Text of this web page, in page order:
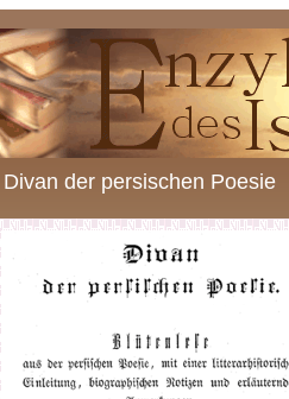
Divan der persischen Poesie